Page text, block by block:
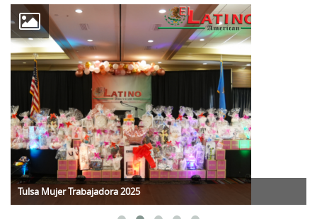
Tulsa Mujer Trabajadora 2025